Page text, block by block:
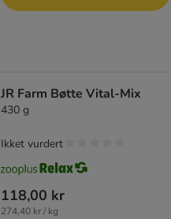
JR Farm Bøtte Vital-Mix
430 g
118,00 kr
274,40 kr / kg
Ikket vurdert